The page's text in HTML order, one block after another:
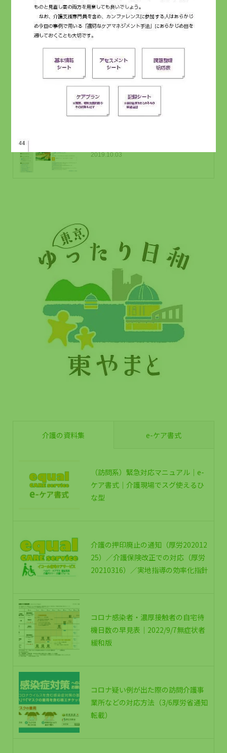
メルマガ読者限定
2022.04.07
『屋外介護』在宅介護むけ研修プロ
グラム
2019.10.03
介護の資料集 e-ケア書式
（訪問系）緊急対応マニュアル｜e-
ケア書式｜介護現場でスグ使えるひ
な型
介護の押印廃止の通知（厚労202012
25）／介護保険改正での対応（厚労
20210316）／実地指導の効率化指針
コロナ感染者・濃厚接触者の自宅待
機日数の早見表｜2022/9/7無症状者
緩和版
コロナ疑い例が出た際の訪問介護事
業所などの対応方法（3/6厚労省通知
転載）